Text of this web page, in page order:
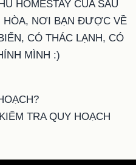
HOMESTAY CỦA SÁU
HÒA, NƠI BẠN ĐƯỢC VỀ
CÓ THÁC LẠNH, CÓ
MÌNH :)
TRA QUY HOẠCH